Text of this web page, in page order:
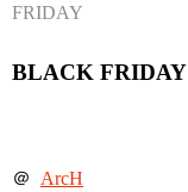
FRIDAY
BLACK FRIDAY
＠
ArcH